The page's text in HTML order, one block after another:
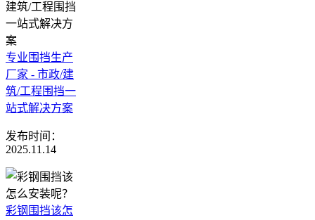
专业围挡生产
厂家 - 市政/建
筑/工程围挡一
站式解决方案
发布时间：
2025.11.14
彩钢围挡该怎